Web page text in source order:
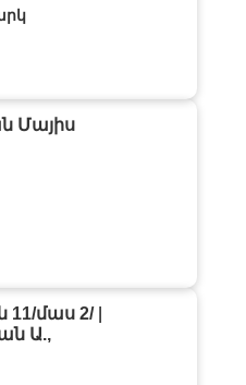
Մայիս
11/մաս 2/|
Ա.,